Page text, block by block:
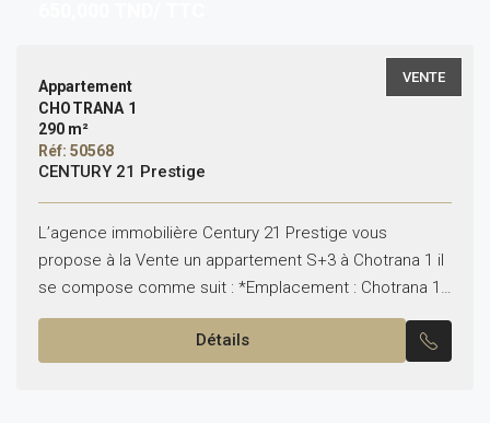
VENTE
Appartement
CHOTRANA 1
290 m²
Réf: 50568
CENTURY 21 Prestige
L’agence immobilière Century 21 Prestige vous
propose à la Vente un appartement S+3 à Chotrana 1 il
se compose comme suit : *Emplacement : Chotrana 1
*Typologie : S+3 *Superficie : 140...
Détails